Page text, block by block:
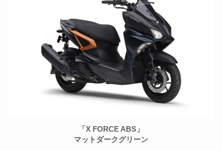
「X FORCE ABS」
マットダークグリーン